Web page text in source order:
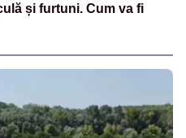
și furtuni. Cum va fi